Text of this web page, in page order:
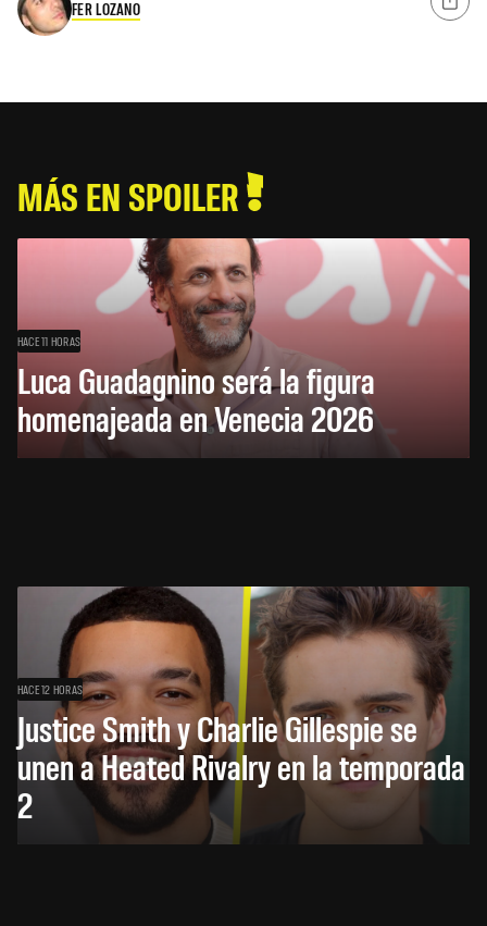
FER LOZANO
MÁS EN SPOILER
HACE 11 HORAS
Luca Guadagnino será la figura
homenajeada en Venecia 2026
HACE 12 HORAS
Justice Smith y Charlie Gillespie se
unen a Heated Rivalry en la temporada
2